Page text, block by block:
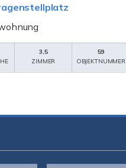
3,5
ZIMMER
59
OBJEKTNUMMER